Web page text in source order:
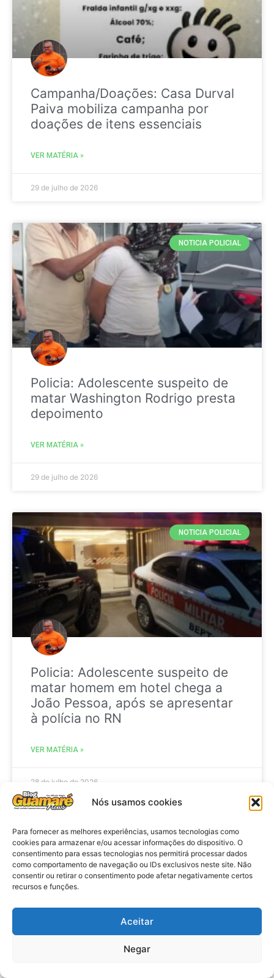
Nós usamos cookies
Para fornecer as melhores experiências, usamos tecnologias como
cookies para armazenar e/ou acessar informações do dispositivo. O
consentimento para essas tecnologias nos permitirá processar dados
como comportamento de navegação ou IDs exclusivos neste site. Não
consentir ou retirar o consentimento pode afetar negativamente certos
recursos e funções.
Aceitar
Negar
Campanha/Doações: Casa Durval
Paiva mobiliza campanha por
doações de itens essenciais
VER MATÉRIA »
29 de julho de 2026
NOTICIA POLICIAL
Policia: Adolescente suspeito de
matar Washington Rodrigo presta
depoimento
VER MATÉRIA »
29 de julho de 2026
NOTICIA POLICIAL
Policia: Adolescente suspeito de
matar homem em hotel chega a
João Pessoa, após se apresentar
à polícia no RN
VER MATÉRIA »
28 de julho de 2026
ELEIÇÕES